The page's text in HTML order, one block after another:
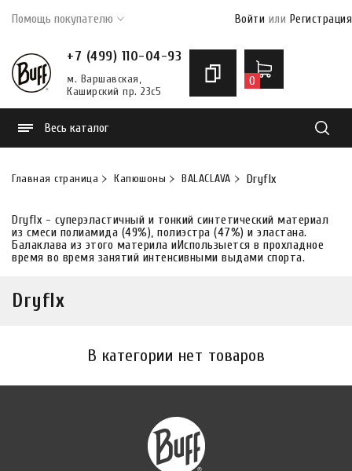
Помощь покупателю Войти или Регистрация
+7 (499) 110-04-93
м. Варшавская,
Каширский пр. 23с5
0
Весь каталог
Главная страница Капюшоны BALACLAVA Dryflx
Dryflx - суперэластичный и тонкий синтетический материал
из смеси полиамида (49%), полиэстра (47%) и эластана.
Балаклава из этого материла иИспользыется в прохладное
время во время занятий интенсивными выдами спорта.
Dryflx
В категории нет товаров